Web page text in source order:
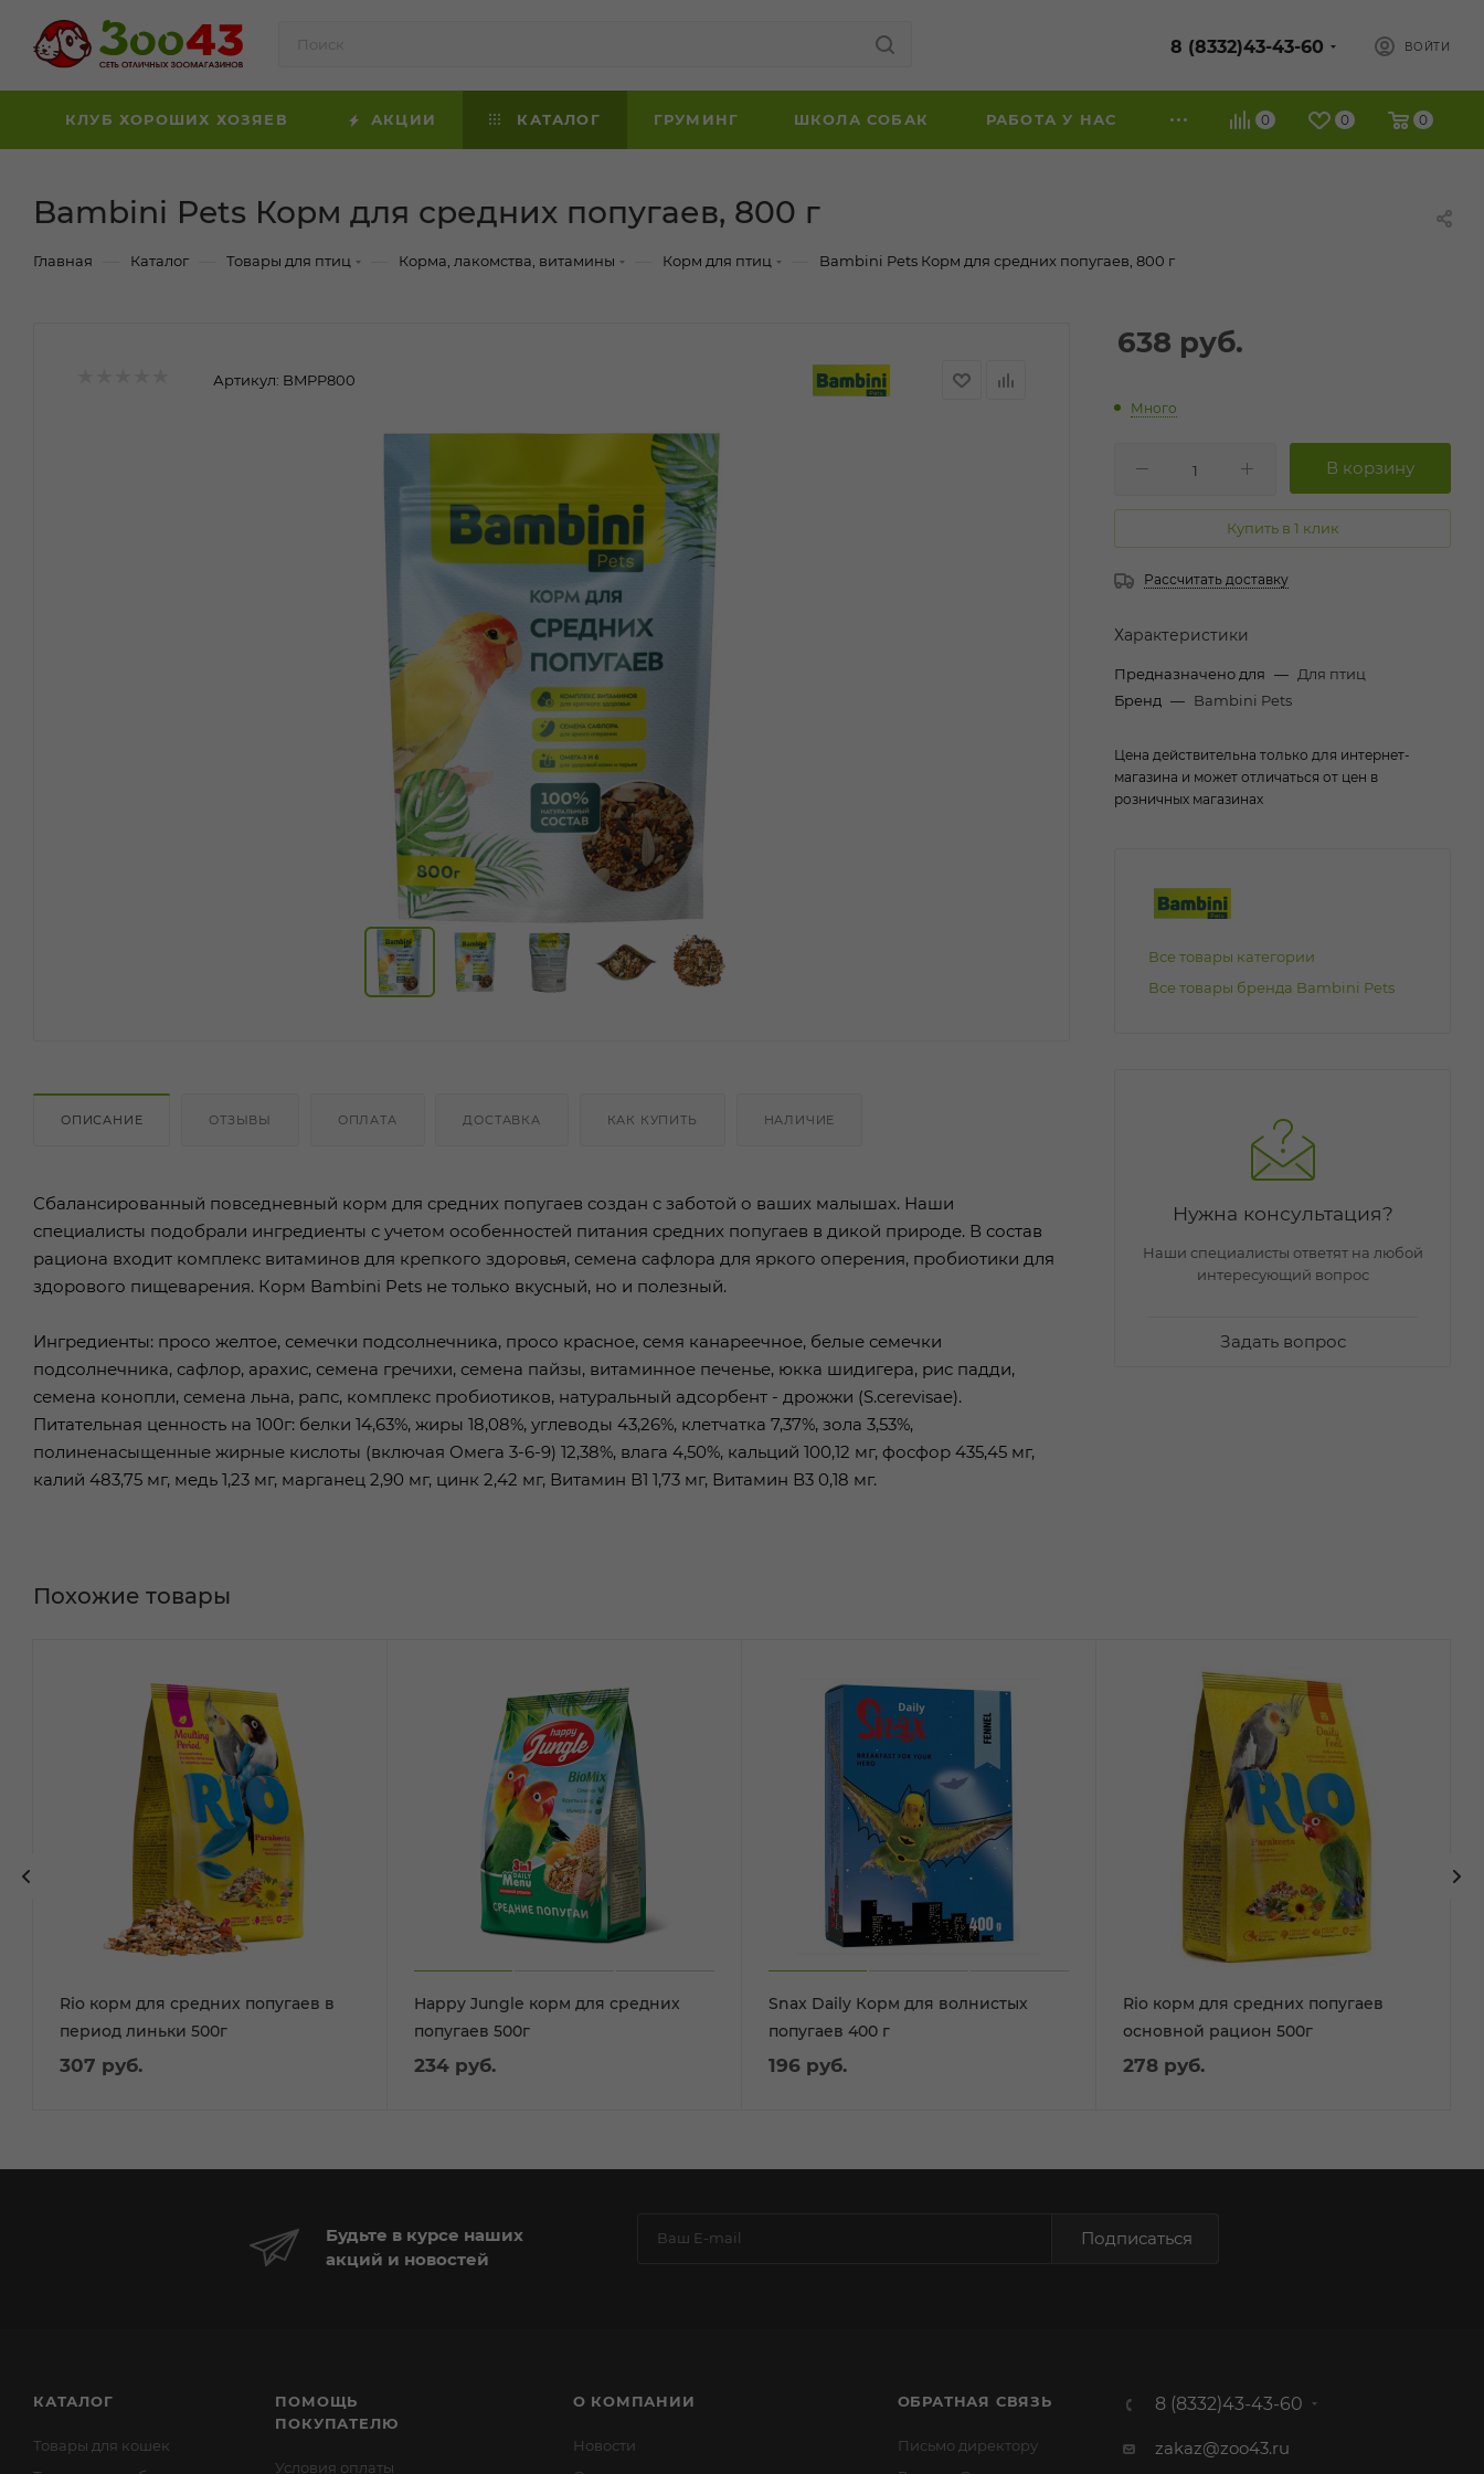
8 (8332)43-43-60 ВОЙТИ
0 0 0
КЛУБ ХОРОШИХ ХОЗЯЕВ АКЦИИ КАТАЛОГ ГРУМИНГ ШКОЛА СОБАК РАБОТА У НАС
Bambini Pets Корм для средних попугаев, 800 г
Главная Каталог Товары для птиц Корма, лакомства, витамины Корм для птиц Bambini Pets Корм для средних попугаев, 800 г
Артикул: BMPP800
ОПИСАНИЕ ОТЗЫВЫ ОПЛАТА ДОСТАВКА КАК КУПИТЬ НАЛИЧИЕ
Сбалансированный повседневный корм для средних попугаев создан с заботой о ваших малышах. Наши
специалисты подобрали ингредиенты с учетом особенностей питания средних попугаев в дикой природе. В состав
рациона входит комплекс витаминов для крепкого здоровья, семена сафлора для яркого оперения, пробиотики для
здорового пищеварения. Корм Bambini Pets не только вкусный, но и полезный.
Ингредиенты: просо желтое, семечки подсолнечника, просо красное, семя канареечное, белые семечки
подсолнечника, сафлор, арахис, семена гречихи, семена пайзы, витаминное печенье, юкка шидигера, рис падди,
семена конопли, семена льна, рапс, комплекс пробиотиков, натуральный адсорбент - дрожжи (S.cerevisae).
Питательная ценность на 100г: белки 14,63%, жиры 18,08%, углеводы 43,26%, клетчатка 7,37%, зола 3,53%,
полиненасыщенные жирные кислоты (включая Омега 3-6-9) 12,38%, влага 4,50%, кальций 100,12 мг, фосфор 435,45 мг,
калий 483,75 мг, медь 1,23 мг, марганец 2,90 мг, цинк 2,42 мг, Витамин В1 1,73 мг, Витамин В3 0,18 мг.
638 руб.
Много
Купить в 1 клик
Рассчитать доставку
Характеристики
Предназначено для — Для птиц
Бренд — Bambini Pets
Цена действительна только для интернет-
магазина и может отличаться от цен в
розничных магазинах
Все товары категории
Все товары бренда Bambini Pets
Нужна консультация?
Наши специалисты ответят на любой
интересующий вопрос
Задать вопрос
Rio корм для средних попугаев в
период линьки 500г
307 руб.
Happy Jungle корм для средних
попугаев 500г
234 руб.
Snax Daily Корм для волнистых
попугаев 400 г
196 руб.
Rio корм для средних попугаев
основной рацион 500г
278 руб.
Похожие товары
Будьте в курсе наших
акций и новостей
Подписаться
КАТАЛОГ
Товары для кошек
ПОМОЩЬ
ПОКУПАТЕЛЮ
Условия оплаты
О КОМПАНИИ
Новости
ОБРАТНАЯ СВЯЗЬ
Письмо директору
8 (8332)43-43-60
zakaz@zoo43.ru